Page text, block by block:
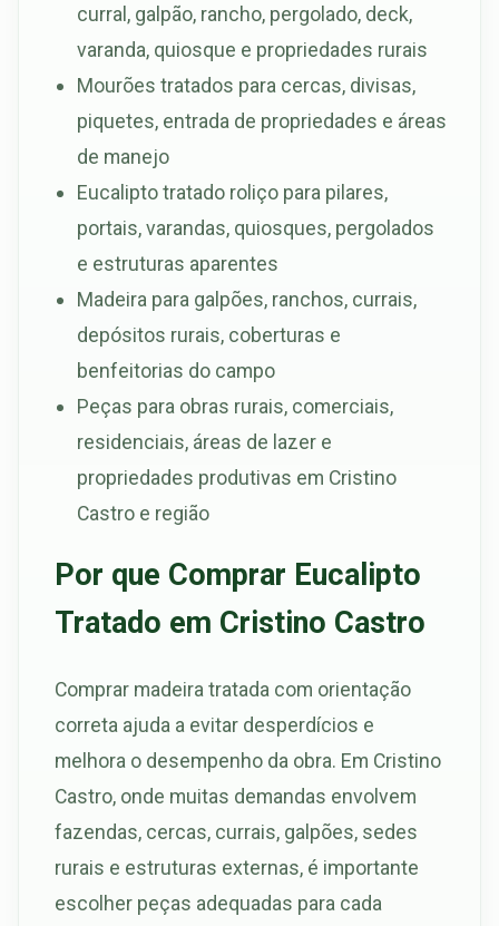
curral, galpão, rancho, pergolado, deck,
varanda, quiosque e propriedades rurais
Mourões tratados para cercas, divisas,
piquetes, entrada de propriedades e áreas
de manejo
Eucalipto tratado roliço para pilares,
portais, varandas, quiosques, pergolados
e estruturas aparentes
Madeira para galpões, ranchos, currais,
depósitos rurais, coberturas e
benfeitorias do campo
Peças para obras rurais, comerciais,
residenciais, áreas de lazer e
propriedades produtivas em Cristino
Castro e região
Por que Comprar Eucalipto
Tratado em Cristino Castro
Comprar madeira tratada com orientação
correta ajuda a evitar desperdícios e
melhora o desempenho da obra. Em Cristino
Castro, onde muitas demandas envolvem
fazendas, cercas, currais, galpões, sedes
rurais e estruturas externas, é importante
escolher peças adequadas para cada